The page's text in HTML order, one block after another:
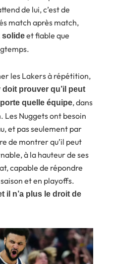
de lui, c’est de
match après match,
solideet fiable que
les Lakers à répétition,
doit prouver qu’il peut
quelle équipe, dans
Les Nuggets ont besoin
et pas seulement par
de montrer qu’il peut
à la hauteur de ses
capable de répondre
et en playoffs.
il n’a plus le droit de